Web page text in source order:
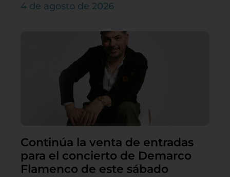
4 de agosto de 2026
Continúa la venta de entradas
para el concierto de Demarco
Flamenco de este sábado